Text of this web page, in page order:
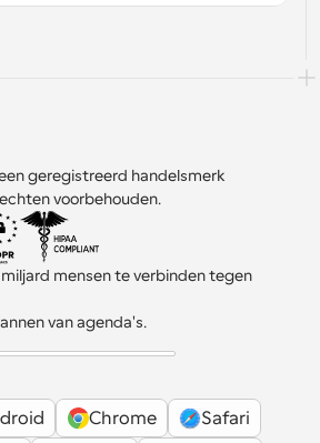
geregistreerd handelsmerk
voorbehouden.
mensen te verbinden tegen
van agenda's.
Chrome
Safari